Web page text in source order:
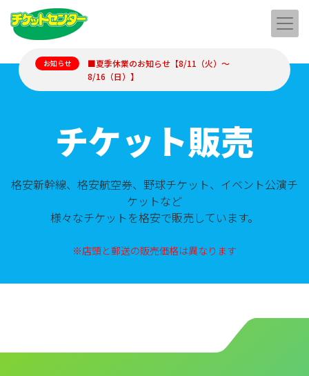
お知らせ
■夏季休業のお知らせ【8/11（火）～
8/16（日）】
チケット販売
格安新幹線、格安航空券、野球チケット、イベント公演チ
ケットなど
様々なチケットを格安で販売しています。
※店頭と郵送の販売価格は異なります